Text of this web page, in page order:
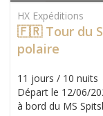
HX Expéditions
🇫🇷 Tour du
polaire
11 jours / 10 nuits
Départ le 12/06/
à bord du MS